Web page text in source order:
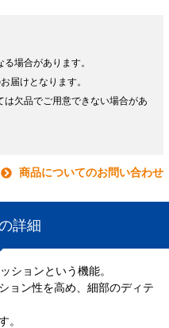
場合があります。
届けとなります。
は欠品でご用意できない場合があ
商品についてのお問い合わせ
詳細
ションという機能。
ョン性を高め、細部のディテ
。